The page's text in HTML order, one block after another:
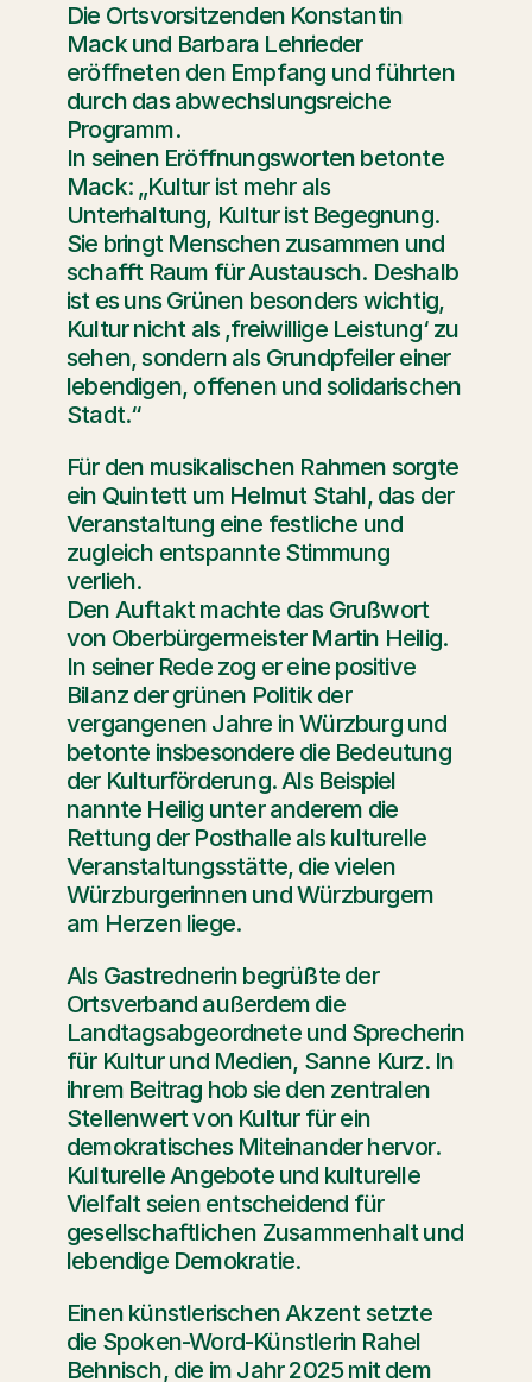
Die Ortsvorsitzenden Konstantin
Mack und Barbara Lehrieder
eröffneten den Empfang und führten
durch das abwechslungsreiche
Programm.
In seinen Eröffnungsworten betonte
Mack: „Kultur ist mehr als
Unterhaltung, Kultur ist Begegnung.
Sie bringt Menschen zusammen und
schafft Raum für Austausch. Deshalb
ist es uns Grünen besonders wichtig,
Kultur nicht als ‚freiwillige Leistung‘ zu
sehen, sondern als Grundpfeiler einer
lebendigen, offenen und solidarischen
Stadt.“
Für den musikalischen Rahmen sorgte
ein Quintett um Helmut Stahl, das der
Veranstaltung eine festliche und
zugleich entspannte Stimmung
verlieh.
Den Auftakt machte das Grußwort
von Oberbürgermeister Martin Heilig.
In seiner Rede zog er eine positive
Bilanz der grünen Politik der
vergangenen Jahre in Würzburg und
betonte insbesondere die Bedeutung
der Kulturförderung. Als Beispiel
nannte Heilig unter anderem die
Rettung der Posthalle als kulturelle
Veranstaltungsstätte, die vielen
Würzburgerinnen und Würzburgern
am Herzen liege.
Als Gastrednerin begrüßte der
Ortsverband außerdem die
Landtagsabgeordnete und Sprecherin
für Kultur und Medien, Sanne Kurz. In
ihrem Beitrag hob sie den zentralen
Stellenwert von Kultur für ein
demokratisches Miteinander hervor.
Kulturelle Angebote und kulturelle
Vielfalt seien entscheidend für
gesellschaftlichen Zusammenhalt und
lebendige Demokratie.
Einen künstlerischen Akzent setzte
die Spoken-Word-Künstlerin Rahel
Behnisch, die im Jahr 2025 mit dem